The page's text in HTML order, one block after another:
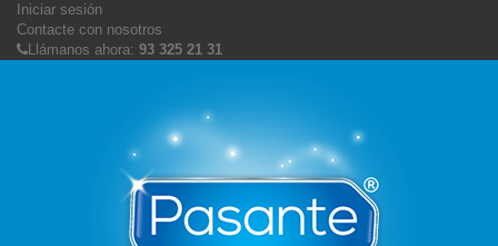
Iniciar sesión
Contacte con nosotros
Llámanos ahora: 93 325 21 31